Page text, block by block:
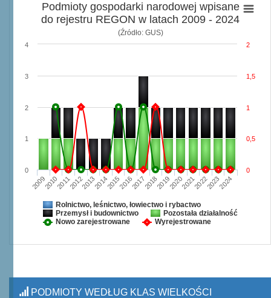
Podmioty gospodarki narodowej wpisane
do rejestru REGON w latach 2009 - 2024
(Źródło: GUS)
2009201020112012201320142015201620172018201920202021202220232024
0
1
2
3
4
0
0,5
1
1,5
2
Rolnictwo, leśnictwo, łowiectwo i rybactwo
Przemysł i budownictwo
Pozostała działalność
Nowo zarejestrowane
Wyrejestrowane
PODMIOTY WEDŁUG KLAS WIELKOŚCI